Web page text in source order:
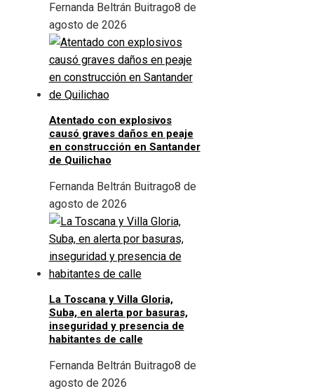
Fernanda Beltrán Buitrago8 de
agosto de 2026
Atentado con explosivos
causó graves daños en peaje
en construcción en Santander
de Quilichao
Fernanda Beltrán Buitrago8 de
agosto de 2026
La Toscana y Villa Gloria,
Suba, en alerta por basuras,
inseguridad y presencia de
habitantes de calle
Fernanda Beltrán Buitrago8 de
agosto de 2026